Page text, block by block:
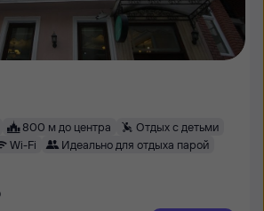
800 м до центра
Отдых с детьми
Wi-Fi Идеально для отдыха парой